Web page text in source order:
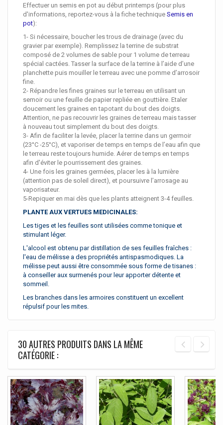
Effectuer un semis en pot au début printemps (pour plus
d'informations, reportez-vous à la fiche technique Semis en
pot):
1- Si nécessaire, boucher les trous de drainage (avec du
gravier par exemple). Remplissez la terrine de substrat
composé de 2 volumes de sable pour 1 volume de terreau
spécial cactées. Tasser la surface de la terrine à l’aide d’une
planchette puis mouiller le terreau avec une pomme d’arrosoir
fine.
2- Répandre les fines graines sur le terreau en utilisant un
semoir ou une feuille de papier repliée en gouttière. Etaler
doucement les graines en tapotant du bout des doigts.
Attention, ne pas recouvrir les graines de terreau mais tasser
à nouveau tout simplement du bout des doigts.
3- Afin de faciliter la levée, placer la terrine dans un germoir
(23°C -25°C), et vaporiser de temps en temps de l’eau afin que
le terreau reste toujours humide. Aérer de temps en temps
afin d'éviter le pourrissement des graines.
4- Une fois les graines germées, placer les à la lumière
(attention pas de soleil direct), et poursuivre l’arrosage au
vaporisateur.
5-Repiquer en mai dès que les plants atteignent 3-4 feuilles.
PLANTE AUX VERTUES MEDICINALES:
Les tiges et les feuilles sont utilisées comme tonique et
stimulant léger.
L'alcool est obtenu par distillation de ses feuilles fraîches :
l'eau de mélisse a des propriétés antispasmodiques. La
mélisse peut aussi être consommée sous forme de tisanes :
à conseiller aux surmenés pour leur apporter détente et
sommeil.
Les branches dans les armoires constituent un excellent
répulsif pour les mites.
30 AUTRES PRODUITS DANS LA MÊME
CATÉGORIE :